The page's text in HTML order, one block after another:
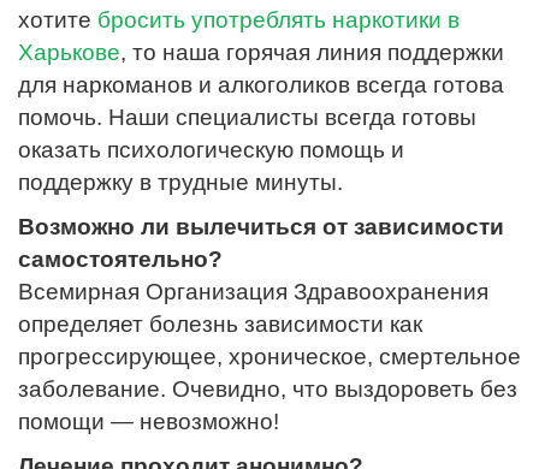
хотите бросить употреблять наркотики в
Харькове, то наша горячая линия поддержки
для наркоманов и алкоголиков всегда готова
помочь. Наши специалисты всегда готовы
оказать психологическую помощь и
поддержку в трудные минуты.
Возможно ли вылечиться от зависимости
самостоятельно?
Всемирная Организация Здравоохранения
определяет болезнь зависимости как
прогрессирующее, хроническое, смертельное
заболевание. Очевидно, что выздороветь без
помощи — невозможно!